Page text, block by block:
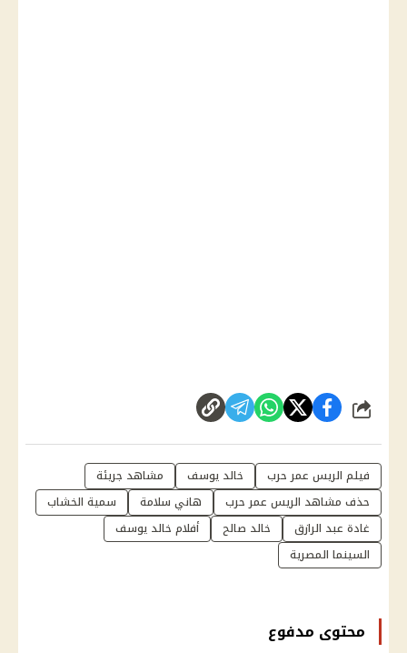
شارك
فيلم الريس عمر حرب خالد يوسف
مشاهد جريئة
حذف مشاهد الريس عمر حرب
هاني سلامة
سمية الخشاب
غادة عبد الرازق
خالد صالح
أفلام خالد يوسف
السينما المصرية
محتوى مدفوع